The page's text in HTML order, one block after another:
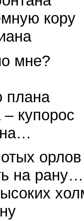
кору
мне?
плана
купорос
орлов
на рану…